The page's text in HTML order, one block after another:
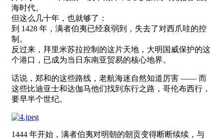
海时代。
但这么几十年，也就够了：
到 1428 年，满者伯夷已经衰弱到，失去了对西爪哇的控
制。
反过来，拜里米苏拉控制的这片天地，大明国威保护的这
个港口，已成为当日东南亚贸易的核心地界。
话说，郑和的这些路线，老航海迷自然知道厉害 —— 而
这些比迪亚士和达伽马他们找到东行之路，哥伦布西行，
要早半个世纪。
1444 年开始，满者伯夷对明朝的朝贡变得断断续续，与